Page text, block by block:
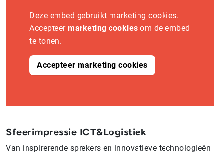
Deze embed gebruikt marketing cookies.
Accepteer marketing cookies om de embed
te tonen.
Accepteer marketing cookies
Sfeerimpressie ICT&Logistiek
Van inspirerende sprekers en innovatieve technologieën